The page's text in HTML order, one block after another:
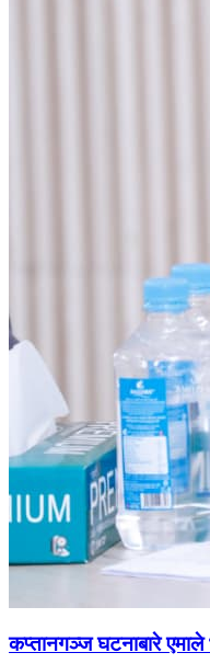
कप्तानगञ्ज घटनाबारे एमाले